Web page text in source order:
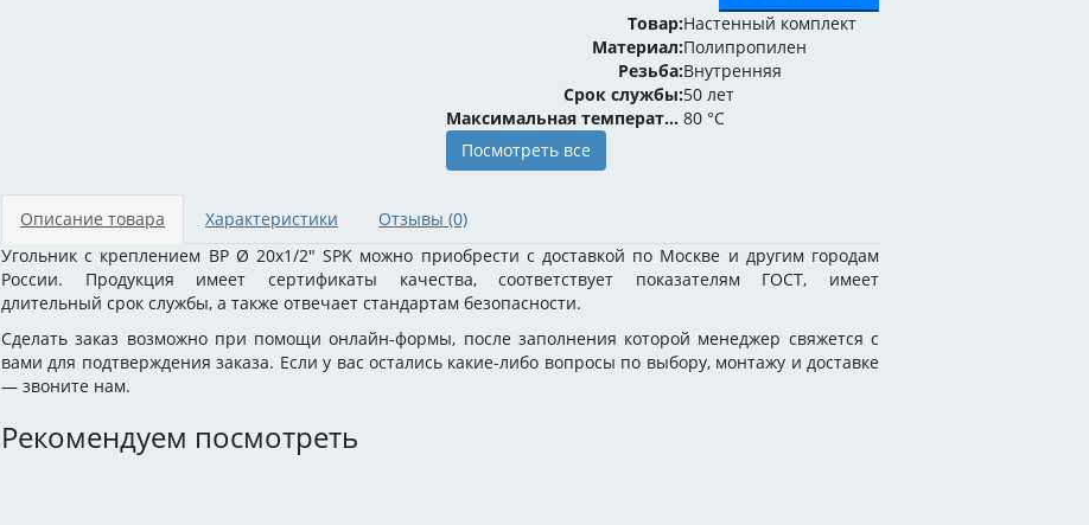
Товар:Настенный комплект
Материал:Полипропилен
Резьба:Внутренняя
Срок службы:50 лет
Максимальная температура: 80 °C
Посмотреть все
Описание товара Характеристики Отзывы (0)
Угольник с креплением ВР Ø 20x1/2" SPK можно приобрести с доставкой по Москве и другим городам
России. Продукция имеет сертификаты качества, соответствует показателям ГОСТ, имеет
длительный срок службы, а также отвечает стандартам безопасности.
Сделать заказ возможно при помощи онлайн-формы, после заполнения которой менеджер свяжется с
вами для подтверждения заказа. Если у вас остались какие-либо вопросы по выбору, монтажу и доставке
— звоните нам.
Рекомендуем посмотреть